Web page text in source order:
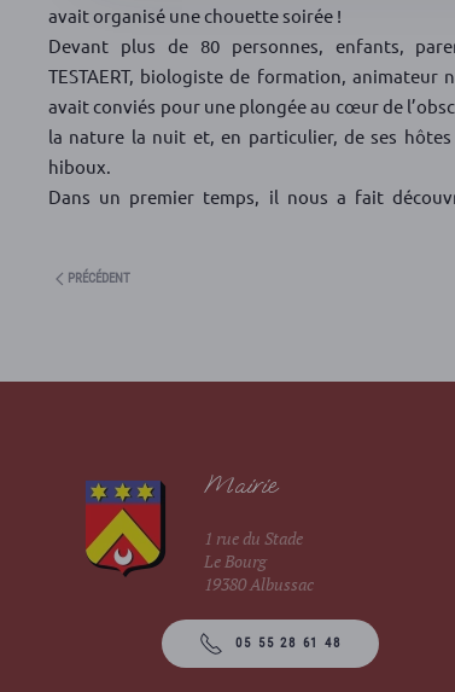
avait organisé une chouette soirée !
Devant plus de 80 personnes, enfants,
TESTAERT, biologiste de formation,
avait conviés pour une plongée au cœur de
la nature la nuit et, en particulier, de ses
hiboux.
Dans un premier temps, il nous a fait
PRÉCÉDENT
Mairie
1 rue du Stade
Le Bourg
19380 Albussac
05 55 28 61 48